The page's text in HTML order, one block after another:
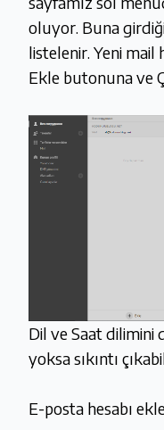
oluyor. Buna
listelenir. Yeni mail
Ekle butonuna ve
Dil ve Saat dilimini
yoksa sıkıntı
E-posta hesabı